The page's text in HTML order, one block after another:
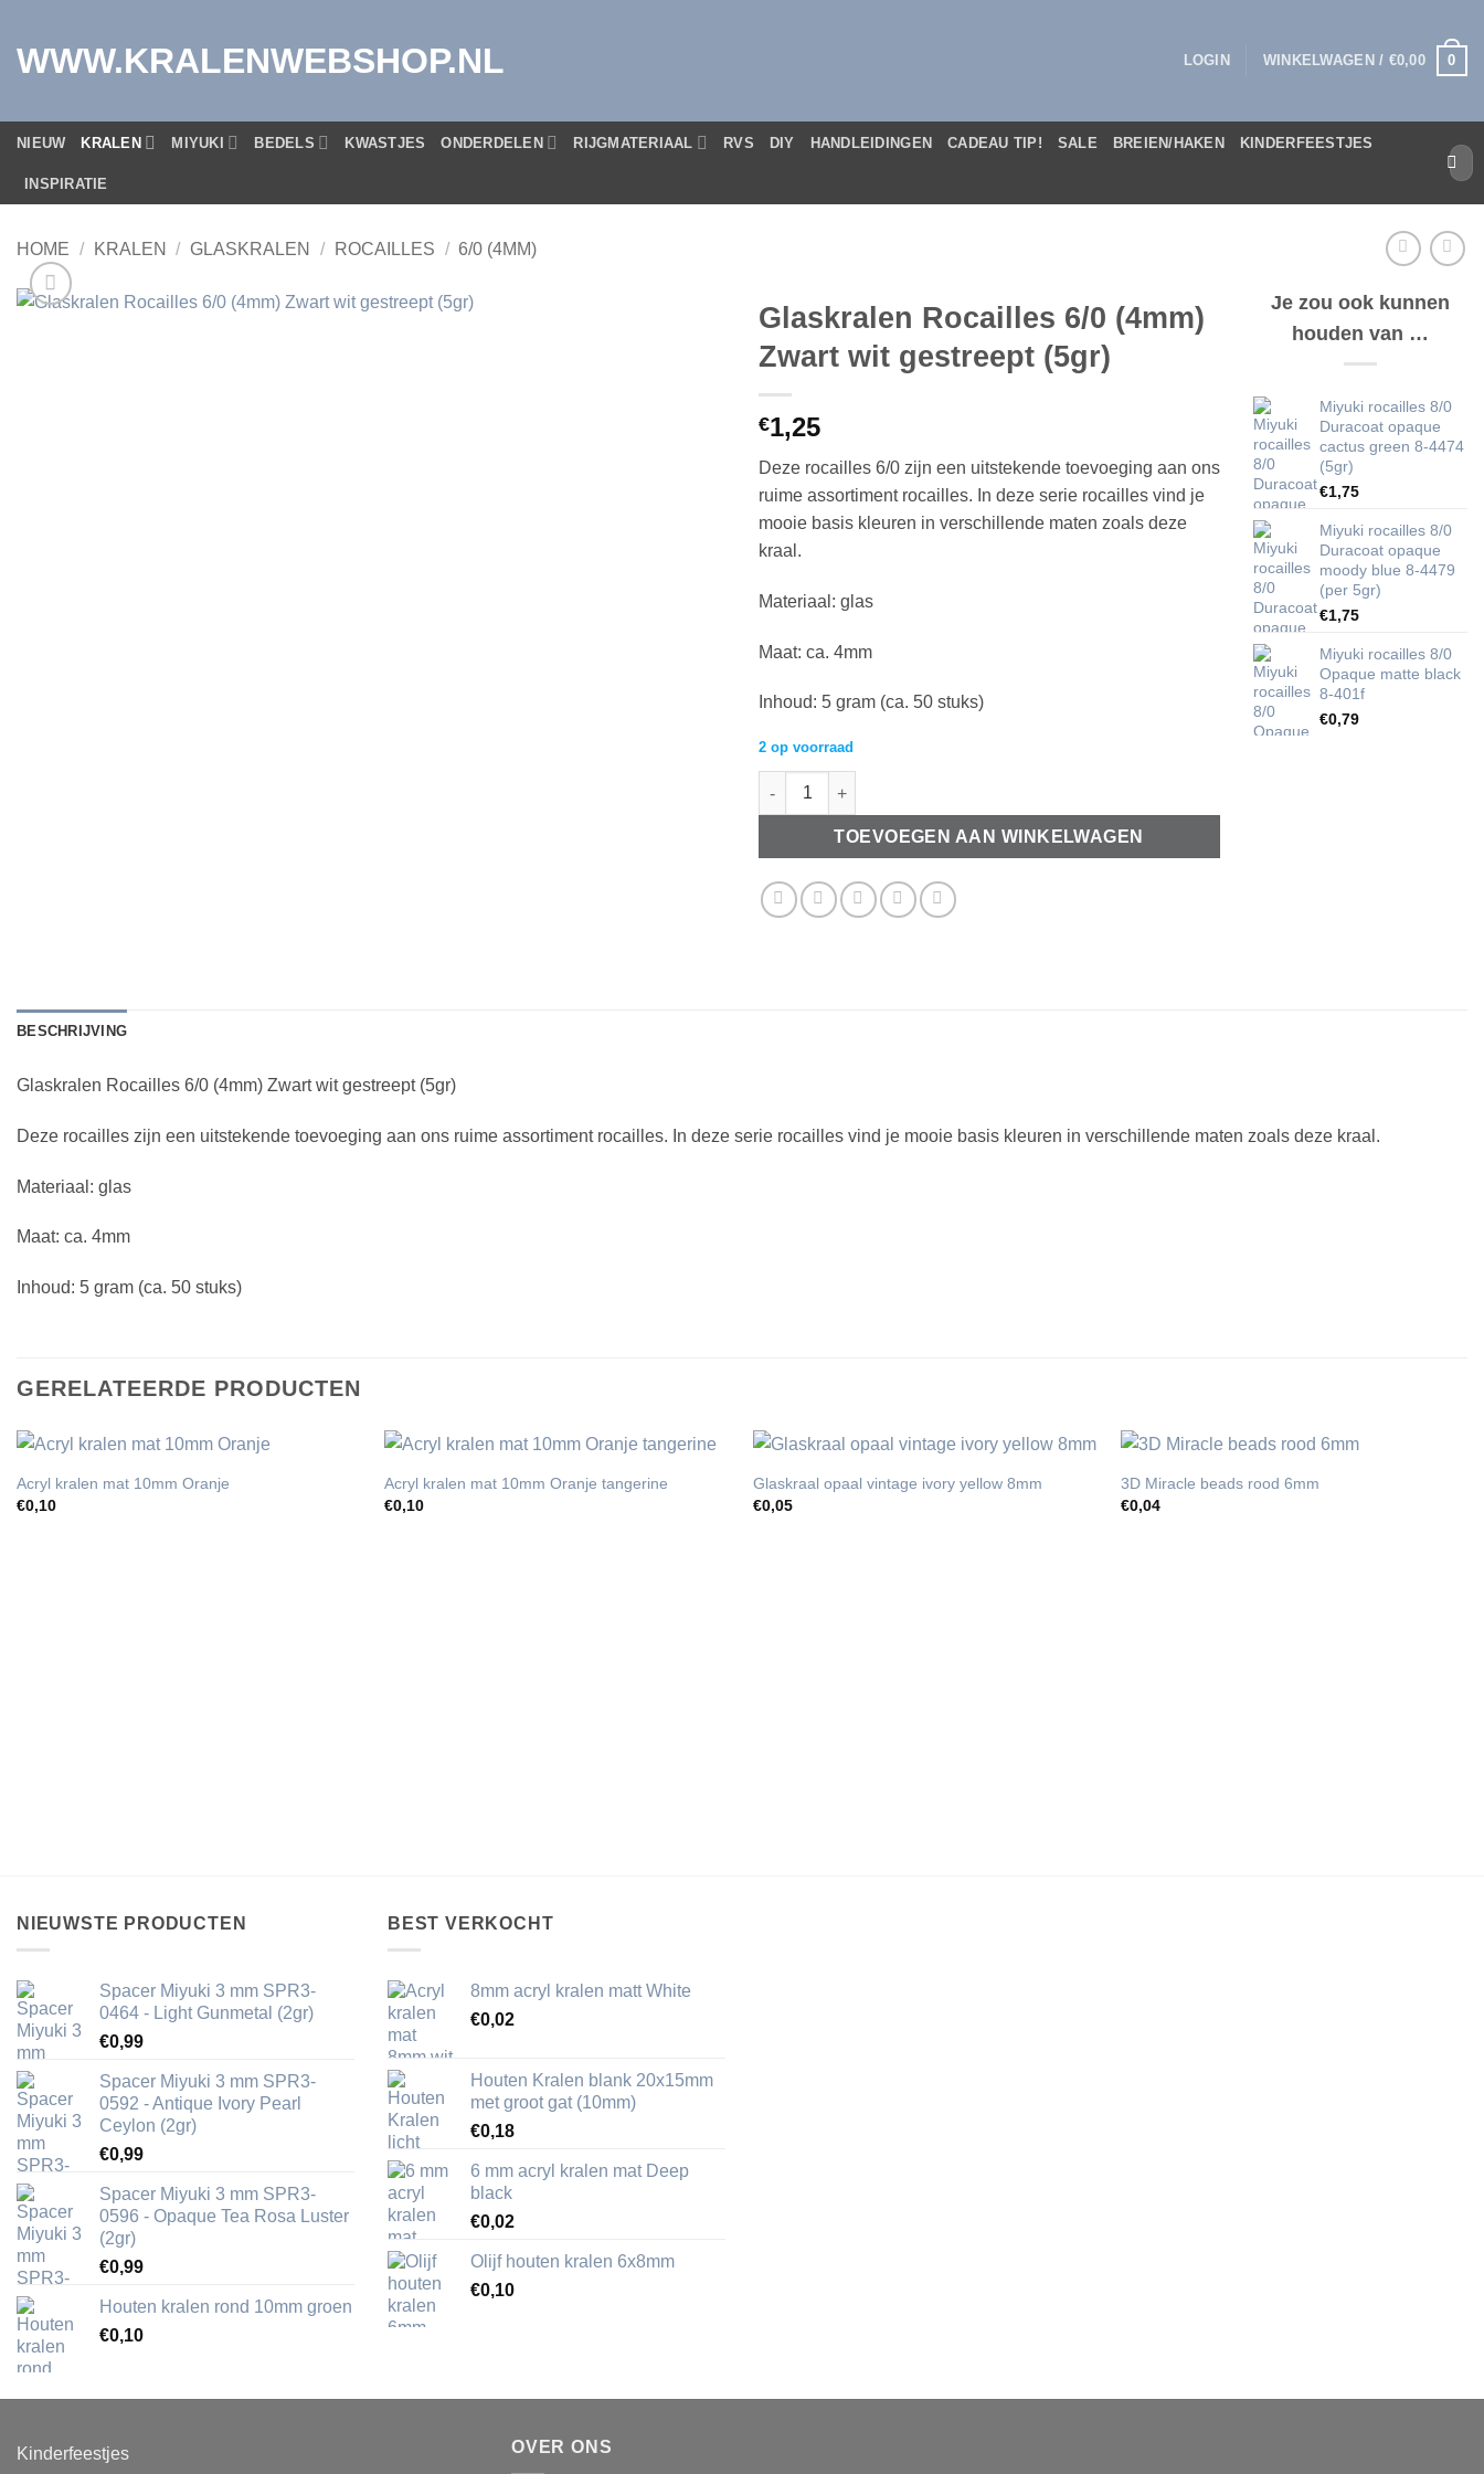
inhoud
WWW.KRALENWEBSHOP.NL LOGIN WINKELWAGEN / €0,00 0
NIEUW KRALEN MIYUKI BEDELS KWASTJES ONDERDELEN RIJGMATERIAAL RVS DIY HANDLEIDINGEN CADEAU TIP! SALE BREIEN/HAKEN KINDERFEESTJES
INSPIRATIE
naar:
HOME / KRALEN / GLASKRALEN / ROCAILLES / 6/0 (4MM)
Glaskralen Rocailles 6/0 (4mm)
Zwart wit gestreept (5gr)
€1,25
Deze rocailles 6/0 zijn een uitstekende toevoeging aan ons
ruime assortiment rocailles. In deze serie rocailles vind je
mooie basis kleuren in verschillende maten zoals deze
kraal.
Materiaal: glas
Maat: ca. 4mm
Inhoud: 5 gram (ca. 50 stuks)
2 op voorraad
Glaskralen Rocailles 6/0 (4mm) Zwart wit gestreept (5gr) aantal
TOEVOEGEN AAN WINKELWAGEN
Je zou ook kunnen
houden van …
Miyuki rocailles 8/0
Duracoat opaque
cactus green 8-4474
(5gr)
€1,75
Miyuki rocailles 8/0
Duracoat opaque
moody blue 8-4479
(per 5gr)
€1,75
Miyuki rocailles 8/0
Opaque matte black
8-401f
€0,79
BESCHRIJVING
Glaskralen Rocailles 6/0 (4mm) Zwart wit gestreept (5gr)
Deze rocailles zijn een uitstekende toevoeging aan ons ruime assortiment rocailles. In deze serie rocailles vind je mooie basis kleuren in verschillende maten zoals deze kraal.
Materiaal: glas
Maat: ca. 4mm
Inhoud: 5 gram (ca. 50 stuks)
GERELATEERDE PRODUCTEN
Acryl kralen mat 10mm Oranje
€0,10
Acryl kralen mat 10mm Oranje tangerine
€0,10
Glaskraal opaal vintage ivory yellow 8mm
€0,05
3D Miracle beads rood 6mm
€0,04
NIEUWSTE PRODUCTEN
Spacer Miyuki 3 mm SPR3-
0464 - Light Gunmetal (2gr)
€0,99
Spacer Miyuki 3 mm SPR3-
0592 - Antique Ivory Pearl
Ceylon (2gr)
€0,99
Spacer Miyuki 3 mm SPR3-
0596 - Opaque Tea Rosa Luster
(2gr)
€0,99
Houten kralen rond 10mm groen
€0,10
BEST VERKOCHT
8mm acryl kralen matt White
€0,02
Houten Kralen blank 20x15mm
met groot gat (10mm)
€0,18
6 mm acryl kralen mat Deep
black
€0,02
Olijf houten kralen 6x8mm
€0,10
Kinderfeestjes OVER ONS